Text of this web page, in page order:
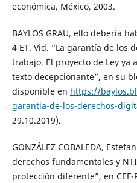
económica, México, 2003.
BAYLOS GRAU, ello debería
4 ET. Vid. “La garantía de los
trabajo. El proyecto de Ley ya
texto decepcionante”, en su
disponible en https://
garantia-de-los-derechos-
29.10.2019).
GONZÁLEZ COBALEDA,
derechos fundamentales y
protección diferente”, en CEF-